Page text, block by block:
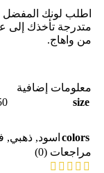
​اطلب لونك المفضل
متدرجة تأخذك إلى
من واهاج.
معلومات إضافية
size
colors اسود, ذهبي,
مراجعات (0)